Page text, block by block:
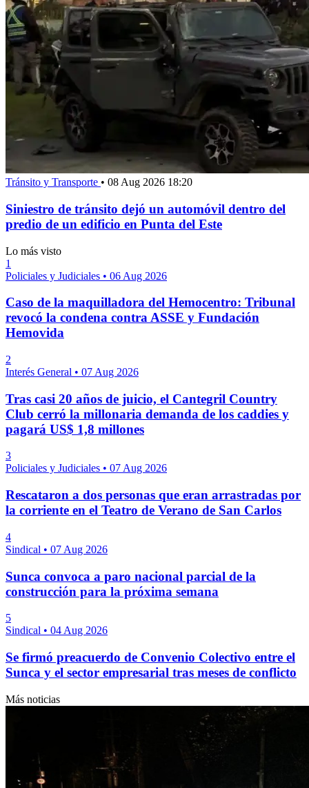
Tránsito y Transporte • 08 Aug 2026 18:20
Siniestro de tránsito dejó un automóvil dentro del
predio de un edificio en Punta del Este
Lo más visto
1
Policiales y Judiciales • 06 Aug 2026
Caso de la maquilladora del Hemocentro: Tribunal
revocó la condena contra ASSE y Fundación
Hemovida
2
Interés General • 07 Aug 2026
Tras casi 20 años de juicio, el Cantegril Country
Club cerró la millonaria demanda de los caddies y
pagará US$ 1,8 millones
3
Policiales y Judiciales • 07 Aug 2026
Rescataron a dos personas que eran arrastradas por
la corriente en el Teatro de Verano de San Carlos
4
Sindical • 07 Aug 2026
Sunca convoca a paro nacional parcial de la
construcción para la próxima semana
5
Sindical • 04 Aug 2026
Se firmó preacuerdo de Convenio Colectivo entre el
Sunca y el sector empresarial tras meses de conflicto
Más noticias